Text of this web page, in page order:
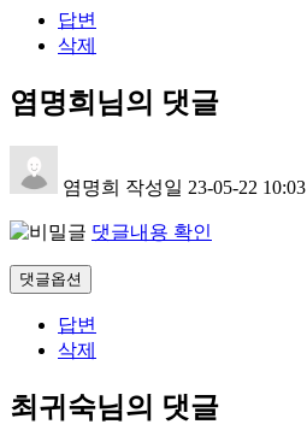
답변
삭제
염명희님의 댓글
염명희 작성일 23-05-22 10:03
댓글내용 확인
댓글옵션
답변
삭제
최귀숙님의 댓글